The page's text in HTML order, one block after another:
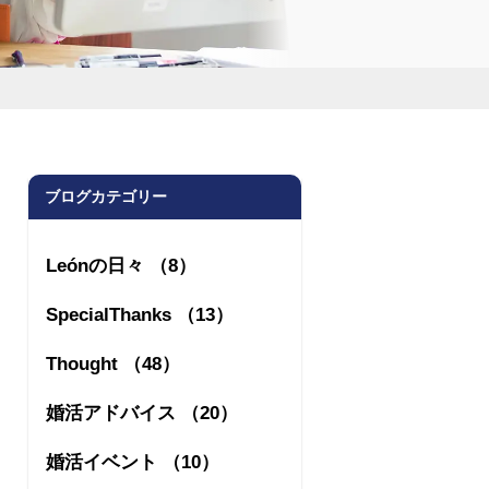
ブログカテゴリー
Leónの日々 （8）
SpecialThanks （13）
Thought （48）
婚活アドバイス （20）
婚活イベント （10）